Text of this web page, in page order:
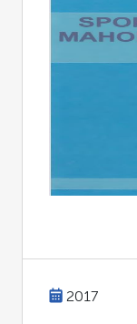
2017